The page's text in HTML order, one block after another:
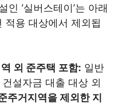
인 ‘실버스테이’는 아래
적용 대상에서 제외됩
외 준주택 포함: 일반
설자금 대출 대상 외
주거지역을 제외한 지